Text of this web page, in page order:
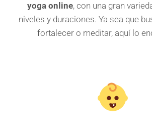
yoga online, con una gran
niveles y duraciones. Ya sea que
fortalecer o meditar, aquí lo